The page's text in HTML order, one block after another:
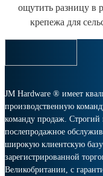
ощутить разницу в
крепежа для
JM Hardware ® имеет
производственную
команду продаж. Строгий
послепродажное
широкую клиентскую
зарегистрированной
Великобритании, с